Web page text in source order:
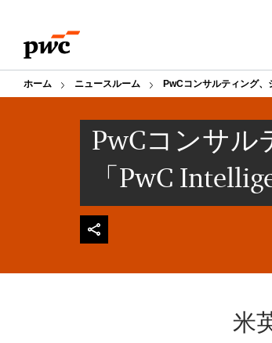
content
footer
ホーム ニュースルーム PwCコンサルティング
PwCコンサル
「PwC
米